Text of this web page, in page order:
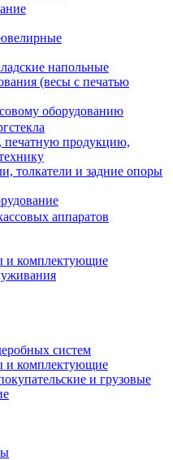
напольные
(весы с печатью
оборудованию
продукцию,
толкатели и задние опоры
аппаратов
и комплектующие
систем
и комплектующие
и грузовые